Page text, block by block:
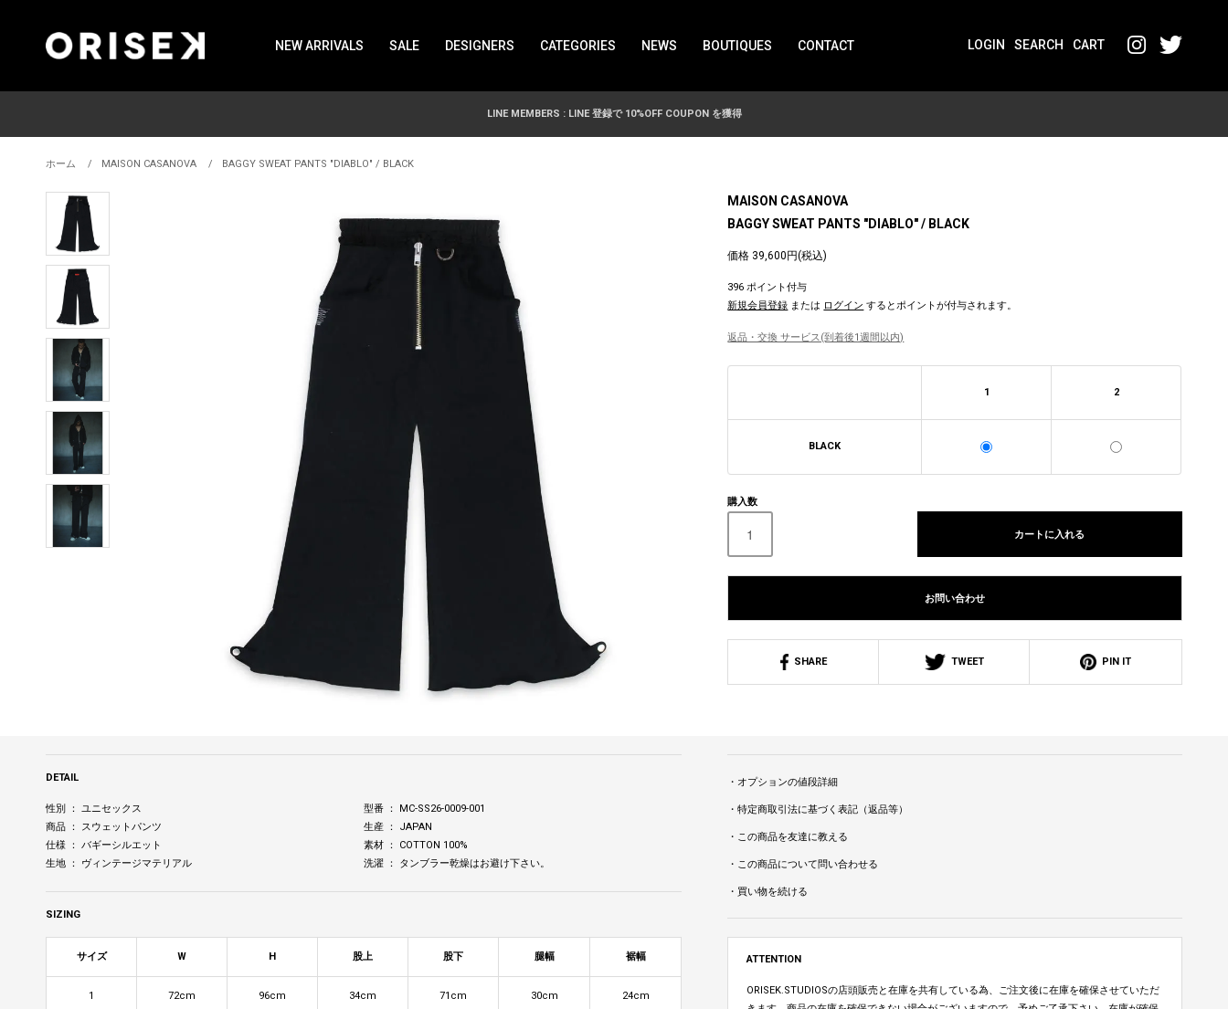
NEW ARRIVALS SALE DESIGNERS CATEGORIES NEWS BOUTIQUES CONTACT LOGIN SEARCH CART
LINE MEMBERS : LINE 登録で 10%OFF COUPON を獲得
ホーム MAISON CASANOVA BAGGY SWEAT PANTS "DIABLO" / BLACK
MAISON CASANOVA
BAGGY SWEAT PANTS "DIABLO" / BLACK
価格 39,600円(税込)
396 ポイント付与
新規会員登録 または ログイン するとポイントが付与されます。
返品・交換 サービス(到着後1週間以内)
1 2
BLACK
購入数
カートに入れる
お問い合わせ
SHARE TWEET PIN IT
DETAIL
性別 ： ユニセックス
商品 ： スウェットパンツ
仕様 ： バギーシルエット
生地 ： ヴィンテージマテリアル
型番 ： MC-SS26-0009-001
生産 ： JAPAN
素材 ： COTTON 100%
洗濯 ： タンブラー乾燥はお避け下さい。
SIZING
サイズ W H 股上 股下 腿幅 裾幅
1 72cm 96cm 34cm 71cm 30cm 24cm
・オプションの値段詳細
・特定商取引法に基づく表記（返品等）
・この商品を友達に教える
・この商品について問い合わせる
・買い物を続ける
ATTENTION
ORISEK.STUDIOSの店頭販売と在庫を共有している為、ご注文後に在庫を確保させていただ